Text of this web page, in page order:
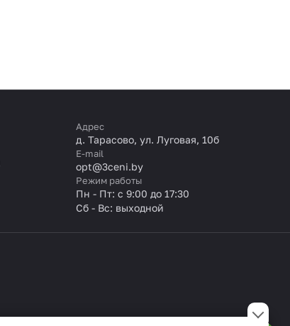
Адрес
д. Тарасово, ул. Луговая, 10б
E-mail
opt@3ceni.by
Режим работы
Пн - Пт: с 9:00 до 17:30
Сб - Вс: выходной